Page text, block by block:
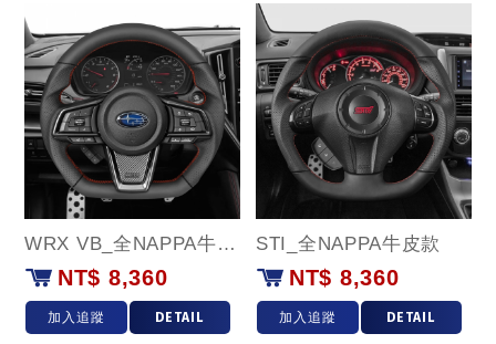
WRX VB_全NAPPA牛皮款
NT$ 8,360
加入追蹤 DETAIL
STI_全NAPPA牛皮款
NT$ 8,360
加入追蹤 DETAIL